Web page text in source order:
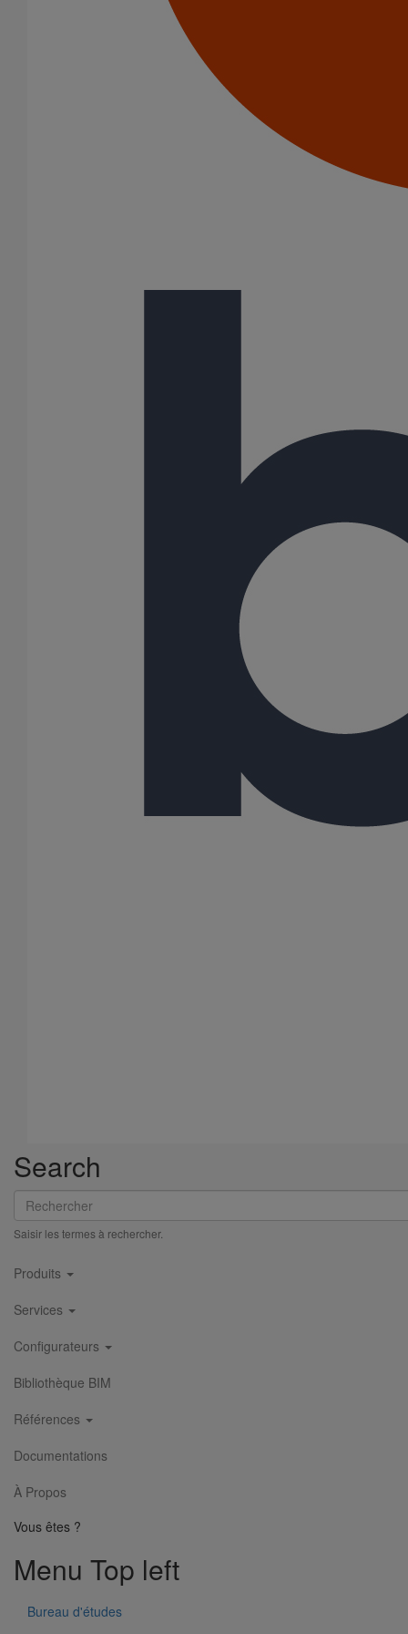
Search
Rechercher
Saisir les termes à rechercher.
Main
navigation
Produits
Services
Configurateurs
Bibliothèque BIM
Références
Documentations
À Propos
Vous êtes ?
Menu Top left
Bureau d'études